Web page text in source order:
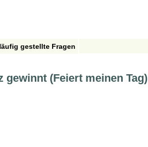
gestellte Fragen
gewinnt (Feiert meinen Tag)